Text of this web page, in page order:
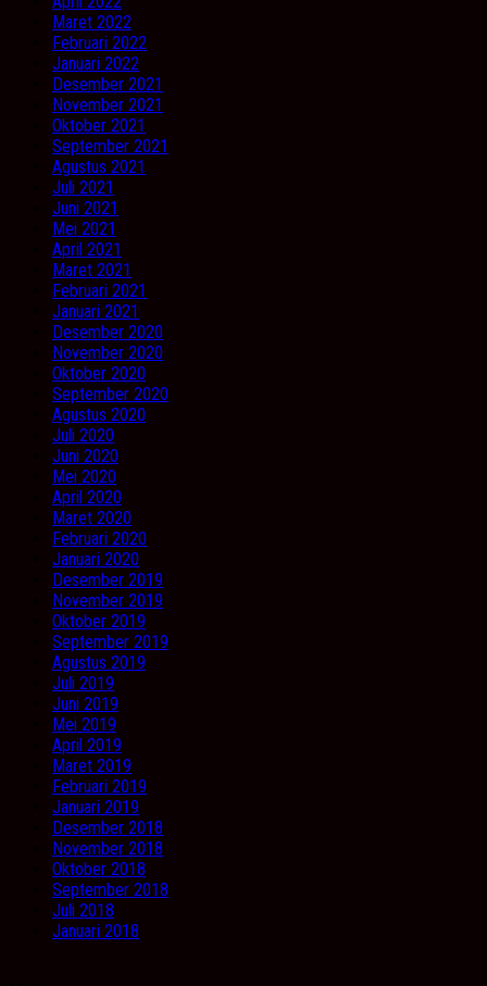
Maret 2022
Februari 2022
Januari 2022
Desember 2021
November 2021
Oktober 2021
September 2021
Agustus 2021
Juli 2021
Juni 2021
Mei 2021
April 2021
Maret 2021
Februari 2021
Januari 2021
Desember 2020
November 2020
Oktober 2020
September 2020
Agustus 2020
Juli 2020
Juni 2020
Mei 2020
April 2020
Maret 2020
Februari 2020
Januari 2020
Desember 2019
November 2019
Oktober 2019
September 2019
Agustus 2019
Juli 2019
Juni 2019
Mei 2019
April 2019
Maret 2019
Februari 2019
Januari 2019
Desember 2018
November 2018
Oktober 2018
September 2018
Juli 2018
Januari 2018